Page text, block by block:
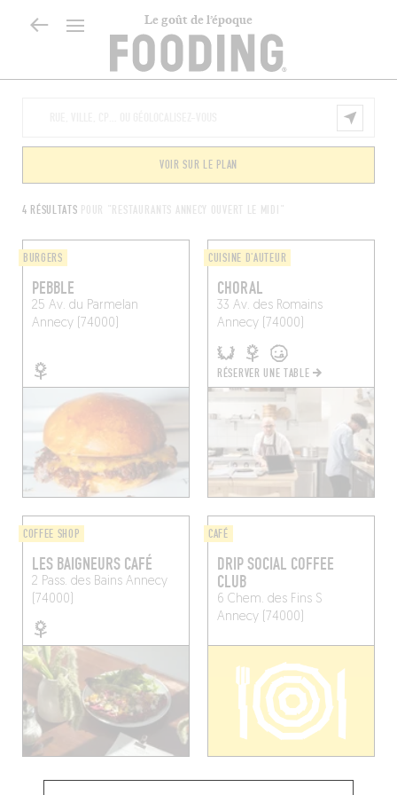
Le goût de l’époque
4 RÉSULTATS POUR "RESTAURANTS ANNECY OUVERT LE MIDI"
VOIR SUR LE PLAN
BURGERS
PEBBLE
25 Av. du Parmelan
Annecy (74000)
CUISINE D'AUTEUR
CHORAL
33 Av. des Romains
Annecy (74000)
RÉSERVER UNE TABLE
COFFEE SHOP
LES BAIGNEURS CAFÉ
2 Pass. des BainsAnnecy
(74000)
CAFÉ
DRIP SOCIAL COFFEE
CLUB
6 Chem. des Fins S
Annecy (74000)